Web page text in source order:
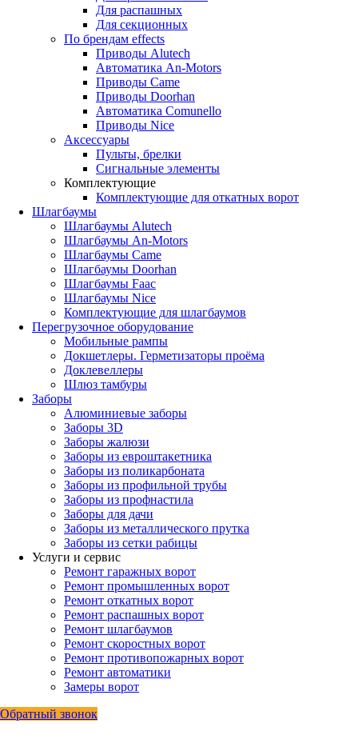
Для распашных
Для секционных
По брендам effects
Приводы Alutech
Автоматика An-Motors
Приводы Came
Приводы Doorhan
Автоматика Comunello
Приводы Nice
Аксессуары
Пульты, брелки
Сигнальные элементы
Комплектующие
Комплектующие для откатных ворот
Шлагбаумы
Шлагбаумы Alutech
Шлагбаумы An-Motors
Шлагбаумы Came
Шлагбаумы Doorhan
Шлагбаумы Faac
Шлагбаумы Nice
Комплектующие для шлагбаумов
Перегрузочное оборудование
Мобильные рампы
Докшетлеры. Герметизаторы проёма
Доклевеллеры
Шлюз тамбуры
Заборы
Алюминиевые заборы
Заборы 3D
Заборы жалюзи
Заборы из евроштакетника
Заборы из поликарбоната
Заборы из профильной трубы
Заборы из профнастила
Заборы для дачи
Заборы из металлического прутка
Заборы из сетки рабицы
Услуги и сервис
Ремонт гаражных ворот
Ремонт промышленных ворот
Ремонт откатных ворот
Ремонт распашных ворот
Ремонт шлагбаумов
Ремонт скоростных ворот
Ремонт противопожарных ворот
Ремонт автоматики
Замеры ворот
Обратный звонок